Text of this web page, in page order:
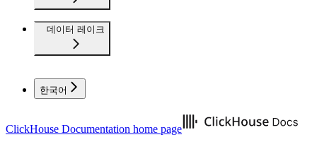
데이터 레이크
한국어
ClickHouse Documentation home page